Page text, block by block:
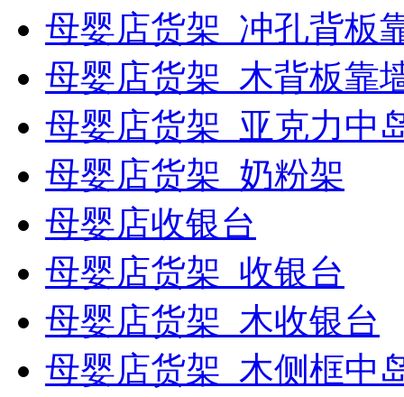
母婴店货架_冲孔背板
母婴店货架_木背板靠
母婴店货架_亚克力中
母婴店货架_奶粉架
母婴店收银台
母婴店货架_收银台
母婴店货架_木收银台
母婴店货架_木侧框中